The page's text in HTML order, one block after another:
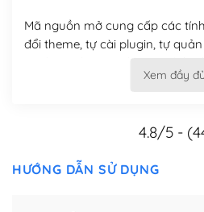
Mã nguồn mở cung cấp các
đổi theme, tự cài plugin, tự
nó theo ý bạn mà không phải
Có thể tùy biến trên website
Xem đầy đủ
4.8/5 -
HƯỚNG DẪN SỬ DỤNG